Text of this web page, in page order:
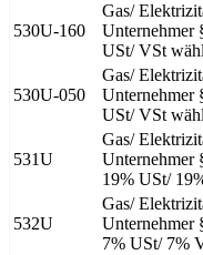
530U-160
Gas/
Unternehmer
USt/ VSt
530U-050
Gas/
Unternehmer
USt/ VSt
531U
Gas/
Unternehmer
19% USt/
532U
Gas/
Unternehmer
7% USt/ 7%